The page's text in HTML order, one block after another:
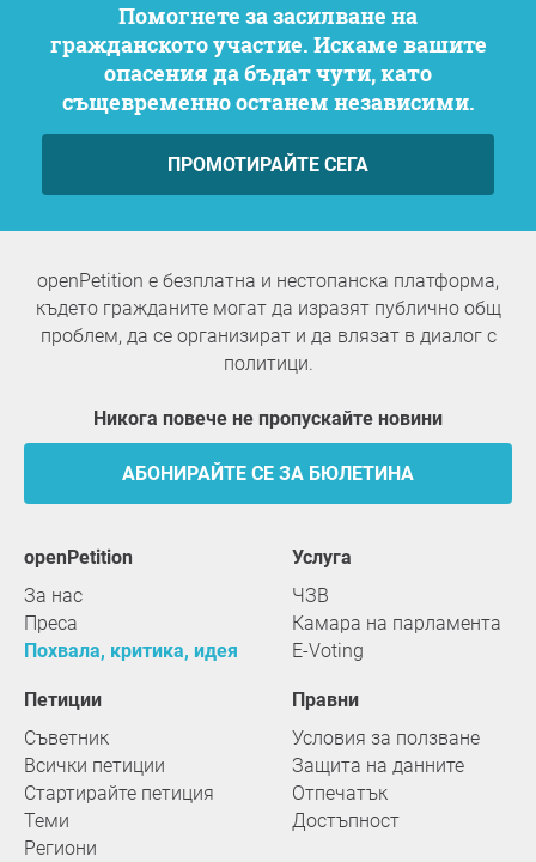
Помогнете за засилване на
гражданското участие. Искаме вашите
опасения да бъдат чути, като
същевременно останем независими.
ПРОМОТИРАЙТЕ СЕГА
openPetition е безплатна и нестопанска платформа,
където гражданите могат да изразят публично общ
проблем, да се организират и да влязат в диалог с
политици.
Никога повече не пропускайте новини
АБОНИРАЙТЕ СЕ ЗА БЮЛЕТИНА
openPetition
За нас
Преса
Похвала, критика, идея
услуга
ЧЗВ
Камара на парламента
E-Voting
Петиции
Съветник
Всички петиции
Стартирайте петиция
Теми
Региони
Правни
Условия за ползване
Защита на данните
Отпечатък
Достъпност